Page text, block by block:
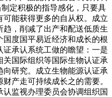
定积极的指导感化，只要具
能获得更多的自从权。成立
，削减了出产和配送低质生
度国平易近经济和成长的根
承认系统工做的瞻望：一是
国际组织等国际生物认证承
研究。成立生物能源认证承
产走可持续成长之的需要。
认监视办理委员会协调组织国